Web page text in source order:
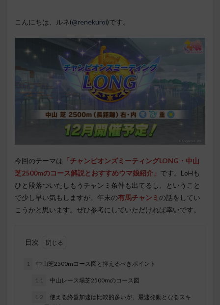
こんにちは、ルネ(@renekuroi)です。
今回のテーマは 「チャンピオンズミーティングLONG・ 中山
芝2500mのコース解説とおすすめウマ娘紹介」 です。LoHも
ひと段落ついたしもうチャンミ条件も出てるし、ということ
で少し早い気もしますが、年末の有馬チャンミ の話をしてい
こうかと思います。ぜひ参考にしていただければ幸いです。
目次
1 中山芝2500mコース図と抑えるべきポイント
1.1 中山レース場芝2500mのコース図
1.2
使える終盤加速は比較的多いが、最速発動となるスキ